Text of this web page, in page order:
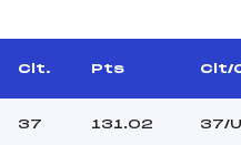
Clt. Pts Clt/
37 131.02 37/